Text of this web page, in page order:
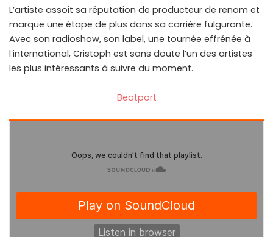
L’artiste assoit sa réputation de producteur de renom et
marque une étape de plus dans sa carrière fulgurante.
Avec son radioshow, son label, une tournée effrénée à
l’international, Cristoph est sans doute l’un des artistes
les plus intéressants à suivre du moment.
Beatport